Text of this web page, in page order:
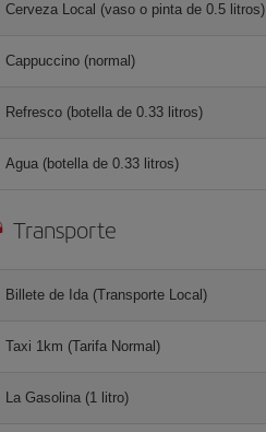
Cerveza Local (vaso o pinta de 0.5 litros)
Cappuccino (normal)
Refresco (botella de 0.33 litros)
Agua (botella de 0.33 litros)
Transporte
Billete de Ida (Transporte Local)
Taxi 1km (Tarifa Normal)
La Gasolina (1 litro)